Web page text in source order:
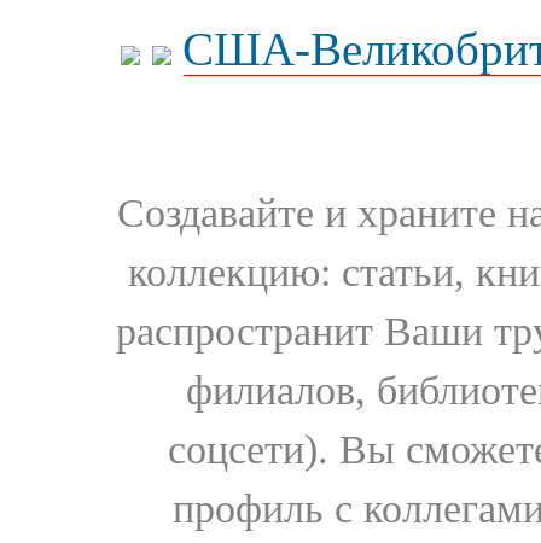
США-
Создавайте и храните
коллекцию: статьи,
распространит Ваши
филиалов,
соцсети). Вы
профиль с